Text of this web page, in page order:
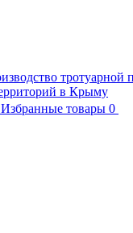
Избранные товары 0